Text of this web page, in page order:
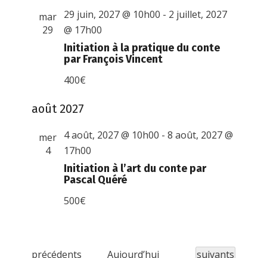
mar
29
Initiation à la pratique du conte
par François Vincent
29 juin, 2027 @ 10h00 - 2 juillet, 2027
@ 17h00
400€
août 2027
mer
4
Initiation à l’art du conte par
Pascal Quéré
4 août, 2027 @ 10h00 -8 août, 2027 @
17h00
500€
É
précédents Aujourd’hui Évènements
suivants